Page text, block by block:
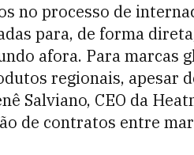
no processo de
para, de forma
afora. Para marcas
regionais, apesar
Salviano, CEO da
de contratos entre